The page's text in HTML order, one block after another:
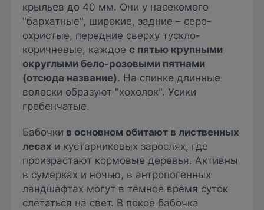
крыльев до 40 мм. Они у насекомого
"бархатные", широкие, задние – серо-
охристые, передние сверху тускло-
коричневые, каждое с пятью крупными
округлыми бело-розовыми пятнами
(отсюда название). На спинке длинные
волоски образуют "хохолок". Усики
гребенчатые.
Бабочки в основном обитают в лиственных
лесах и кустарниковых зарослях, где
произрастают кормовые деревья. Активны
в сумерках и ночью, в антропогенных
ландшафтах могут в темное время суток
слетаться на свет. В покое бабочка